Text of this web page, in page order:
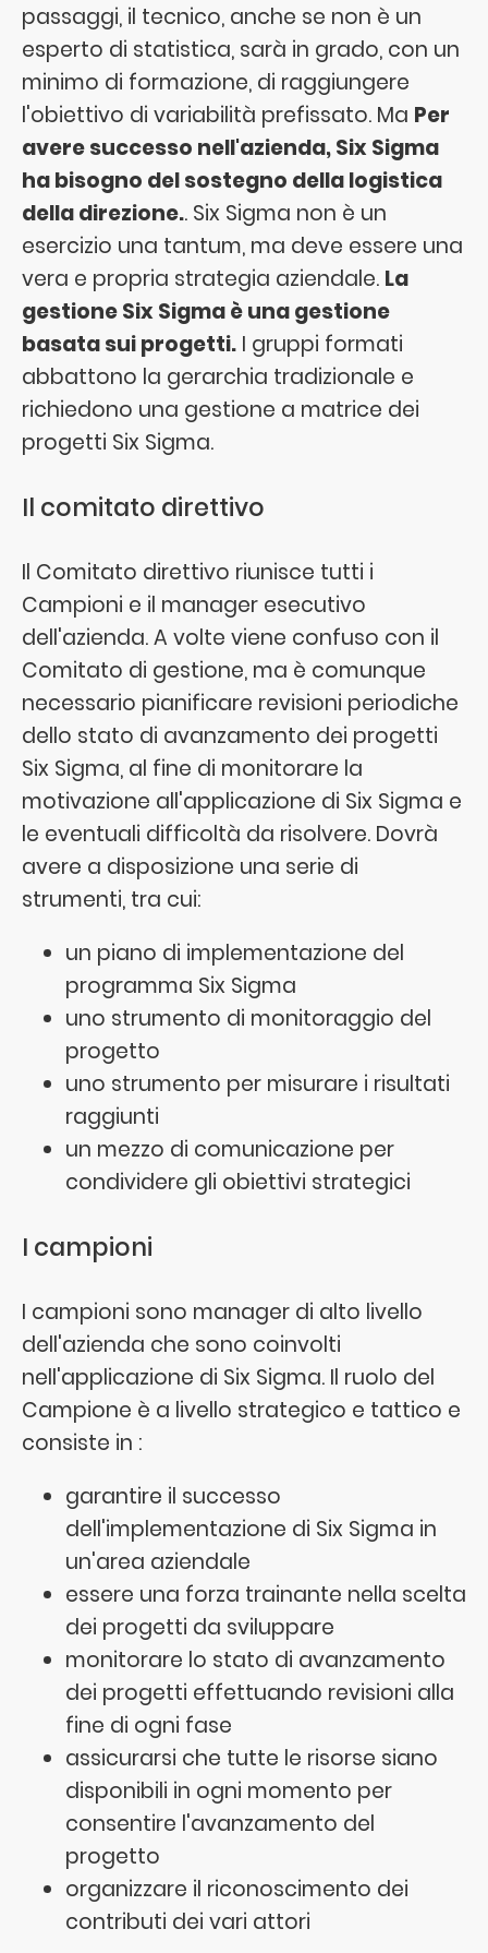
passaggi, il tecnico, anche se non è un
esperto di statistica, sarà in grado, con un
minimo di formazione, di raggiungere
l'obiettivo di variabilità prefissato. Ma Per
avere successo nell'azienda, Six Sigma
ha bisogno del sostegno della logistica
della direzione.. Six Sigma non è un
esercizio una tantum, ma deve essere una
vera e propria strategia aziendale. La
gestione Six Sigma è una gestione
basata sui progetti. I gruppi formati
abbattono la gerarchia tradizionale e
richiedono una gestione a matrice dei
progetti Six Sigma.
Il comitato direttivo
Il Comitato direttivo riunisce tutti i
Campioni e il manager esecutivo
dell'azienda. A volte viene confuso con il
Comitato di gestione, ma è comunque
necessario pianificare revisioni periodiche
dello stato di avanzamento dei progetti
Six Sigma, al fine di monitorare la
motivazione all'applicazione di Six Sigma e
le eventuali difficoltà da risolvere. Dovrà
avere a disposizione una serie di
strumenti, tra cui:
un piano di implementazione del
programma Six Sigma
uno strumento di monitoraggio del
progetto
uno strumento per misurare i risultati
raggiunti
un mezzo di comunicazione per
condividere gli obiettivi strategici
I campioni
I campioni sono manager di alto livello
dell'azienda che sono coinvolti
nell'applicazione di Six Sigma. Il ruolo del
Campione è a livello strategico e tattico e
consiste in :
garantire il successo
dell'implementazione di Six Sigma in
un'area aziendale
essere una forza trainante nella scelta
dei progetti da sviluppare
monitorare lo stato di avanzamento
dei progetti effettuando revisioni alla
fine di ogni fase
assicurarsi che tutte le risorse siano
disponibili in ogni momento per
consentire l'avanzamento del
progetto
organizzare il riconoscimento dei
contributi dei vari attori